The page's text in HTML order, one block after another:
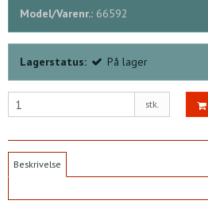
Model/Varenr.: 66592
Lagerstatus: På lager
stk.
Beskrivelse